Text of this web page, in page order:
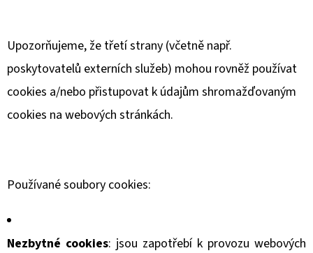
Upozorňujeme, že třetí strany (včetně např.
poskytovatelů externích služeb) mohou rovněž používat
cookies a/nebo přistupovat k údajům shromažďovaným
cookies na webových stránkách.
Používané soubory cookies:
Nezbytné cookies: jsou zapotřebí k provozu webových